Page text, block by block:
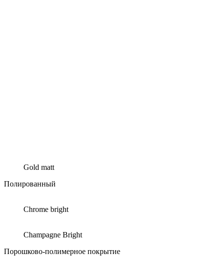
Gold matt
Полированный
Chrome bright
Champagne Bright
Порошково-полимерное покрытие